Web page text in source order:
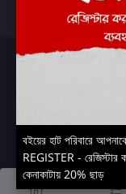
Boier
বইয়ের হাট পরিবারে
REGISTER - রেজিস্টার
কেনাকাটায় 20% ছাড়